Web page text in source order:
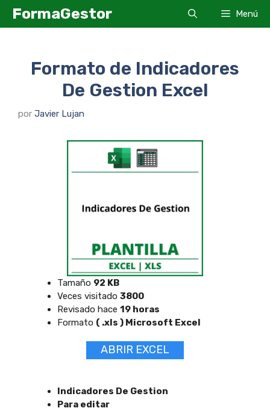
SaltarFormaGestor Menú
Formato de Indicadores
De Gestion Excel
por Javier Lujan
Tamaño 92 KB
Veces visitado 3800
Revisado hace 19 horas
Formato ( .xls ) Microsoft Excel
ABRIR EXCEL
Indicadores De Gestion
Para editar